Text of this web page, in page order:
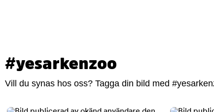
#yesarkenzoo
Vill du synas hos oss? Tagga din bild med